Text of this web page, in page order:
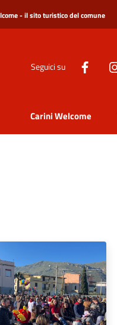
- il sito turistico del comune
Seguici su
Carini Welcome